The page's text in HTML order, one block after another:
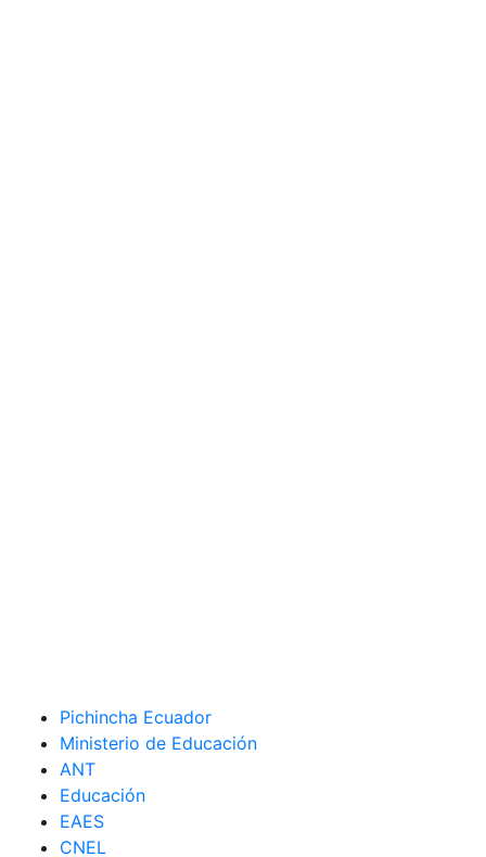
Pichincha Ecuador
Ministerio de Educación
ANT
Educación
EAES
CNEL